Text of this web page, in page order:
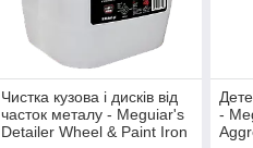
Чистка кузова і дисків від
часток металу - Meguiar's
Detailer Wheel & Paint Iron
-